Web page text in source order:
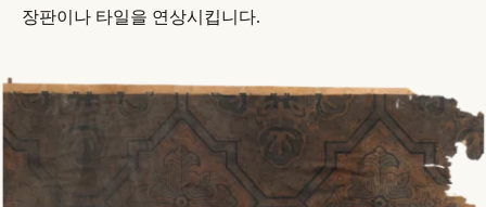
장판이나 타일을 연상시킵니다.